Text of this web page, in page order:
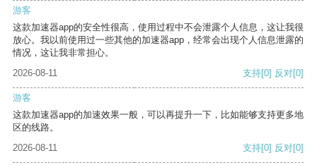
游客
这款加速器app的安全性很高，使用过程中不会泄露个人信息，这让我很
放心。我以前使用过一些其他的加速器app，经常会出现个人信息泄露的
情况，这让我非常担心。
2026-08-11
支持[0] 反对[0]
游客
这款加速器app的加速效果一般，可以再提升一下，比如能够支持更多地
区的线路。
2026-08-11
支持[0] 反对[0]